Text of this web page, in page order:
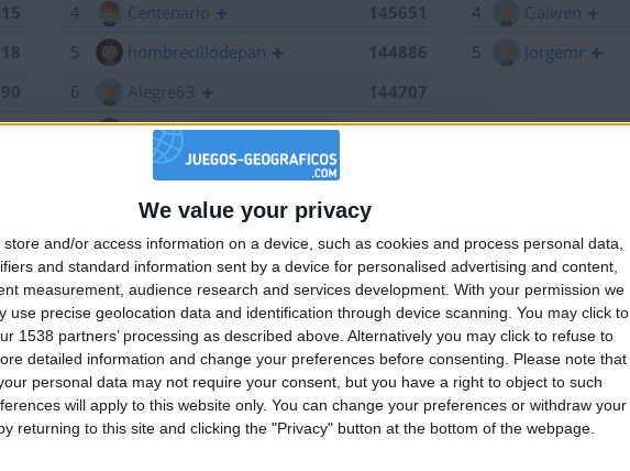
We value your privacy
store and/or access information on a device, such as cookies and process personal data,
and standard information sent by a device for personalised advertising and content,
measurement, audience research and services development. With your permission we
use precise geolocation data and identification through device scanning. You may click to
1538 partners’ processing as described above. Alternatively you may click to refuse to
detailed information and change your preferences before consenting.
Please note that
personal data may not require your consent, but you have a right to object to such
will apply to this website only. You can change your preferences or withdraw your
returning to this site and clicking the "Privacy" button at the bottom of the webpage.
4
Centenario
5
hombrecillodepan
144886
6
Alegre63
7
Bodero
144673
maherlo
karawankenwolf
143161
10
RUYDIAZ
142126
11
albamancha
142124
12
TNT
142101
13
mataro
141055
14
Antares41$
140928
4
Galwen
5
Jorgemr
🇺🇸 We noticed you’re visiting from
an English-speaking country
Join our American version now and be among
the firsts to submit your score on our
leaderboards!